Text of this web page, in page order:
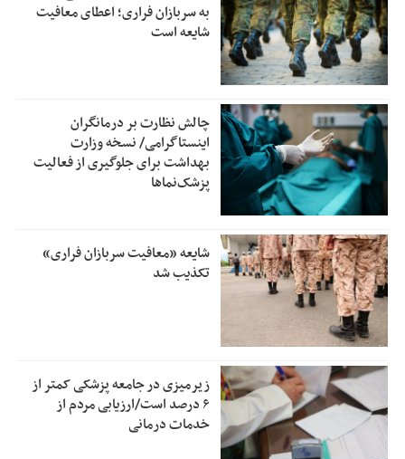
به سربازان فراری؛ اعطای معافیت
شایعه است
چالش نظارت بر درمانگران
اینستاگرامی/ نسخه وزارت
بهداشت برای جلوگیری از فعالیت
پزشک‌نماها
شایعه «معافیت سربازان فراری»
تکذیب شد
زیرمیزی در جامعه پزشکی کمتر از
۶ درصد است/ارزیابی مردم از
خدمات درمانی